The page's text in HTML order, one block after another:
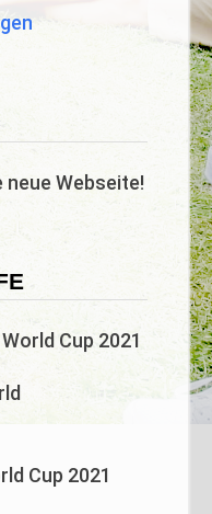
Webseite!
Cup 2021
Cup 2021